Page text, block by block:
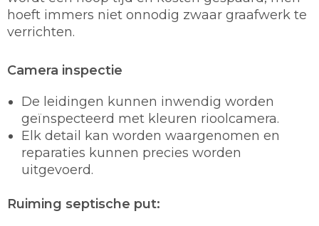
hoeft immers niet onnodig zwaar graafwerk te
verrichten.
Camera inspectie
De leidingen kunnen inwendig worden
geïnspecteerd met kleuren rioolcamera.
Elk detail kan worden waargenomen en
reparaties kunnen precies worden
uitgevoerd.
Ruiming septische put: